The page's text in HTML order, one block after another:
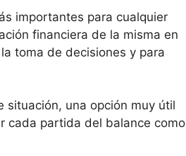
importantes para cualquier
financiera de la misma en
toma de decisiones y para
situación, una opción muy útil
cada partida del balance como